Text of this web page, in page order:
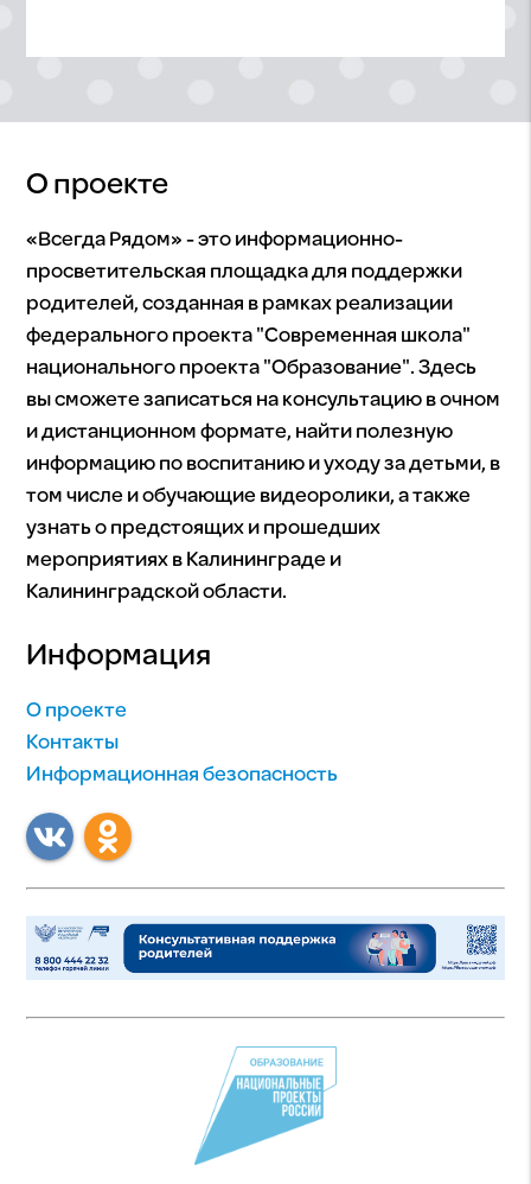
О проекте
«Всегда Рядом» - это информационно-
просветительская площадка для поддержки
родителей, созданная в рамках реализации
федерального проекта "Современная школа"
национального проекта "Образование". Здесь
вы сможете записаться на консультацию в очном
и дистанционном формате, найти полезную
информацию по воспитанию и уходу за детьми, в
том числе и обучающие видеоролики, а также
узнать о предстоящих и прошедших
мероприятиях в Калининграде и
Калининградской области.
Информация
О проекте
Контакты
Информационная безопасность